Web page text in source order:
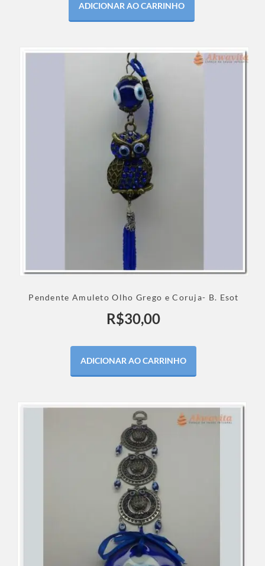
ADICIONAR AO CARRINHO
Pendente Amuleto Olho Grego e Coruja- B. Esot
R$30,00
ADICIONAR AO CARRINHO